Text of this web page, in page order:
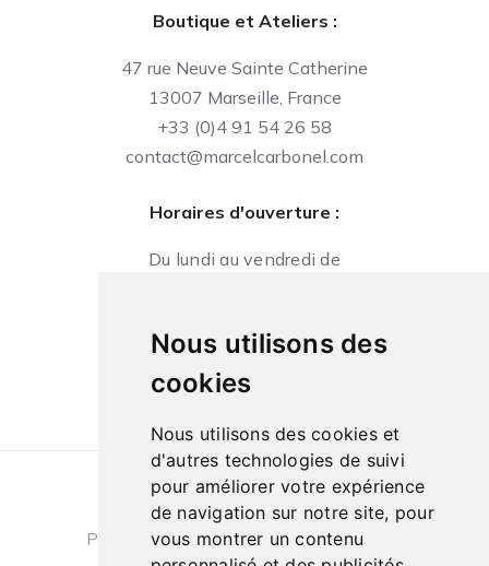
Nous utilisons des
cookies
Nous utilisons des cookies et
d'autres technologies de suivi
pour améliorer votre expérience
de navigation sur notre site, pour
vous montrer un contenu
Boutique et Ateliers :
47 rue Neuve Sainte Catherine
13007 Marseille, France
+33 (0)4 91 54 26 58
contact@marcelcarbonel.com
Horaires d'ouverture :
Du lundi au vendredi de
10h à 13h et de 14h à 18h
Conditions générales de ventes
|
Politique de confidentialité
| Cookies